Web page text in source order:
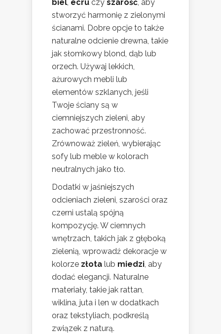
biel, écru czy szarość, aby
stworzyć harmonię z zielonymi
ścianami. Dobre opcje to także
naturalne odcienie drewna, takie
jak słomkowy blond, dąb lub
orzech. Używaj lekkich,
ażurowych mebli lub
elementów szklanych, jeśli
Twoje ściany są w
ciemniejszych zieleni, aby
zachować przestronność.
Zrównoważ zieleń, wybierając
sofy lub meble w kolorach
neutralnych jako tło.
Dodatki w jaśniejszych
odcieniach zieleni, szarości oraz
czerni ustalą spójną
kompozycję. W ciemnych
wnętrzach, takich jak z głęboką
zielenią, wprowadź dekoracje w
kolorze złota lub miedzi, aby
dodać elegancji. Naturalne
materiały, takie jak rattan,
wiklina, juta i len w dodatkach
oraz tekstyliach, podkreślą
związek z naturą.